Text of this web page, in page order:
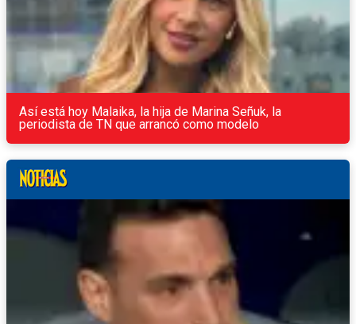
Así está hoy Malaika, la hija de Marina Señuk, la
periodista de TN que arrancó como modelo